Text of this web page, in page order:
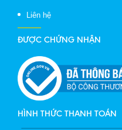
Liên hệ
ĐƯỢC CHỨNG NHẬN
HÌNH THỨC THANH TOÁN